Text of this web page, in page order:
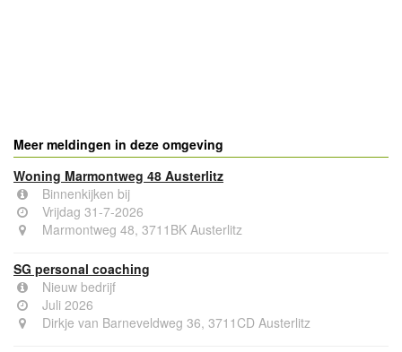
Meer meldingen in deze omgeving
Woning Marmontweg 48 Austerlitz
Binnenkijken bij
Vrijdag 31-7-2026
Marmontweg 48, 3711BK Austerlitz
SG personal coaching
Nieuw bedrijf
Juli 2026
Dirkje van Barneveldweg 36, 3711CD Austerlitz